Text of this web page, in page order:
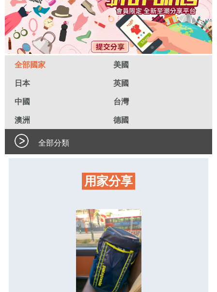
全部國家 美國
日本 英國
中國 台灣
澳洲 德國
全部分類
用家分享